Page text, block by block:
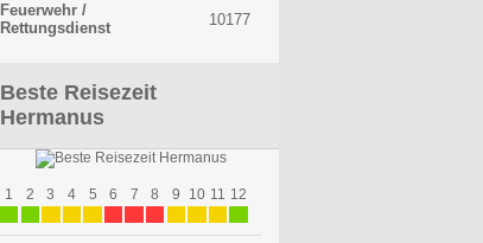
Feuerwehr /
Rettungsdienst
10177
Beste Reisezeit
Hermanus
1 2 3 4 5 6 7 8 9 10 11 12